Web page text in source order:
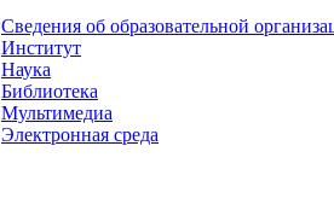
Сведения об образовательной
Институт
Наука
Библиотека
Мультимедиа
Электронная среда